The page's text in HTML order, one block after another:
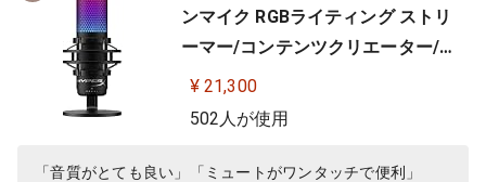
ンマイク RGBライティング ストリ
ーマー/コンテンツクリエーター/ゲ
ーマー向け/PC,PS4使用可能 2年保
証 HMIQ1S-XX-RG/G (4P5P7AA)
¥ 21,300
502人が使用
「音質がとても良い」「ミュートがワンタッチで便利」